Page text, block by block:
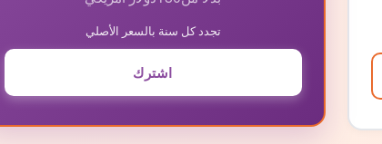
تجدد كل سنة بالسعر الأصلي
اشترك